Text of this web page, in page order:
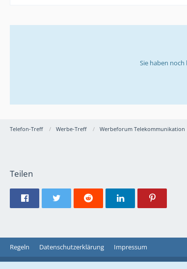
Telefon-Treff Werbe-Treff Werbeforum Telekommunikation
Sie haben
Teilen
Regeln Datenschutzerklärung Impressum